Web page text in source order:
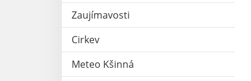
Zaujímavosti
Cirkev
Meteo Kšinná